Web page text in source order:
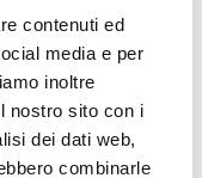
contenuti ed
media e per
inoltre
nostro sito con i
dei dati web,
combinarle